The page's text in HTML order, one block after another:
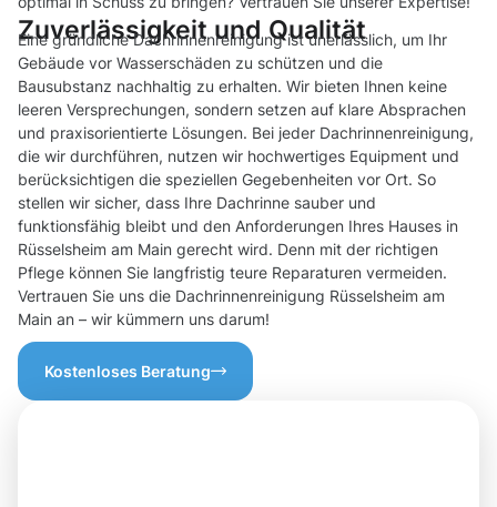
Zuverlässigkeit und Qualität
Eine gründliche Dachrinnenreinigung ist unerlässlich, um Ihr
Gebäude vor Wasserschäden zu schützen und die
Bausubstanz nachhaltig zu erhalten. Wir bieten Ihnen keine
leeren Versprechungen, sondern setzen auf klare Absprachen
und praxisorientierte Lösungen. Bei jeder Dachrinnenreinigung,
die wir durchführen, nutzen wir hochwertiges Equipment und
berücksichtigen die speziellen Gegebenheiten vor Ort. So
stellen wir sicher, dass Ihre Dachrinne sauber und
funktionsfähig bleibt und den Anforderungen Ihres Hauses in
Rüsselsheim am Main gerecht wird. Denn mit der richtigen
Pflege können Sie langfristig teure Reparaturen vermeiden.
Vertrauen Sie uns die Dachrinnenreinigung Rüsselsheim am
Main an – wir kümmern uns darum!
Kostenloses Beratung